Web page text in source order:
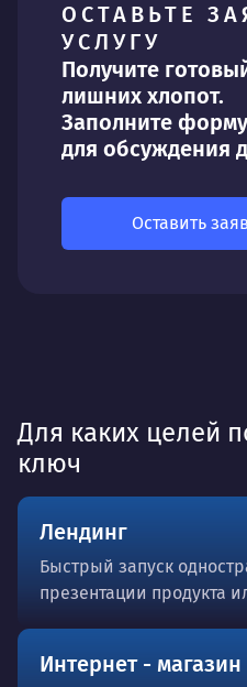
ОСТАВЬТЕ
УСЛУГУ
Получите
лишних хлопот.
Заполните
для обсуждения
Оставить
Для каких целей
ключ
Лендинг
Быстрый запуск
презентации продукта
Интернет - магазин